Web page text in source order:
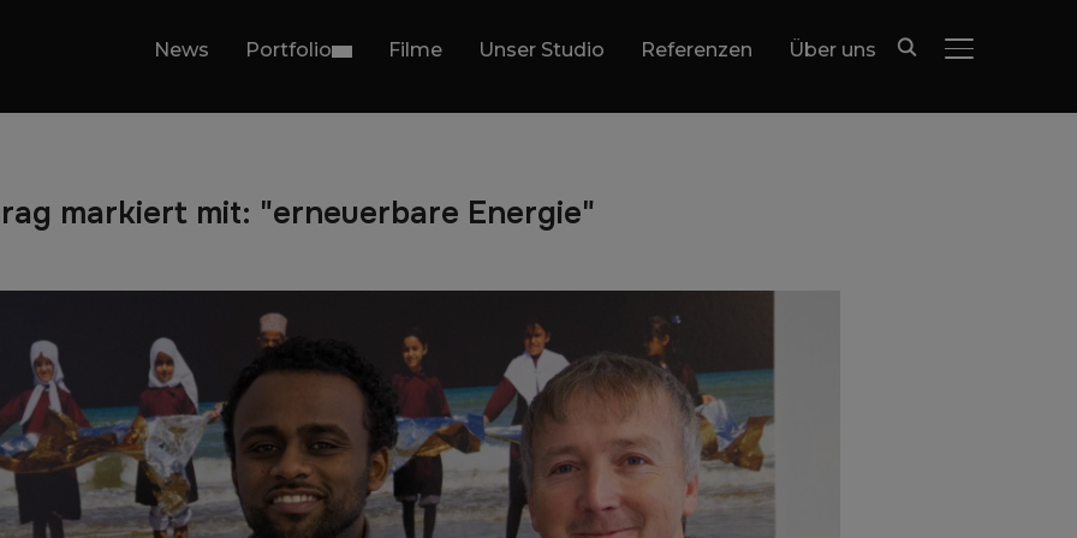
News Portfolio Filme Unser Studio Referenzen Über uns
markiert mit: "erneuerbare Energie"